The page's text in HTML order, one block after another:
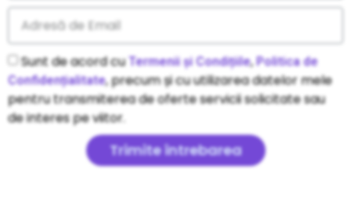
Sunt de acord cuTermenii și Condițiile,Politica de
Confidențialitate, precum și cu utilizarea datelor mele
pentru transmiterea de oferte servicii solicitate sau
de interes pe viitor.
Trimite întrebarea